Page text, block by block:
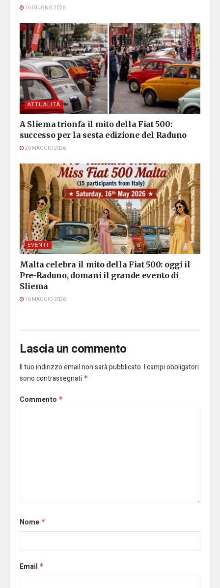
16 GIUGNO 2026
ATTUALITÀ
A Sliema trionfa il mito della Fiat 500:
successo per la sesta edizione del Raduno
20 MAGGIO 2026
EVENTI
Malta celebra il mito della Fiat 500: oggi il
Pre-Raduno, domani il grande evento di
Sliema
16 MAGGIO 2026
Lascia un commento
Il tuo indirizzo email non sarà pubblicato.I campi obbligatori
sono contrassegnati *
Commento *
Nome *
Email *